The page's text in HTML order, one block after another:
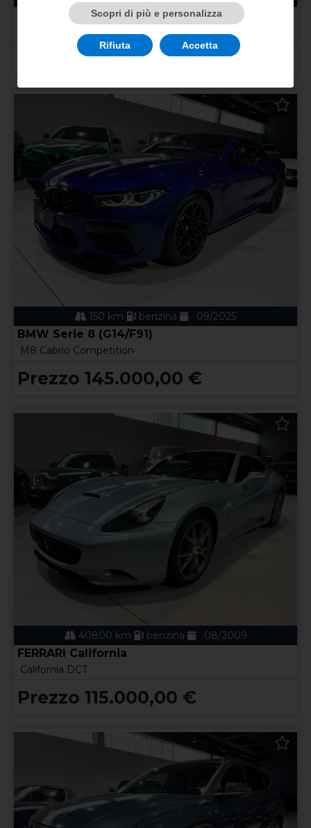
Q8 50 TDI 286 CV quattro tiptronic Sport
Prezzo 55.000,00 €
150 km benzina 09/2025
BMW Serie 8 (G14/F91)
M8 Cabrio Competition
Prezzo 145.000,00 €
40800 km benzina 08/2009
FERRARI California
California DCT
Prezzo 115.000,00 €
Scopri di più e personalizza
Rifiuta Accetta